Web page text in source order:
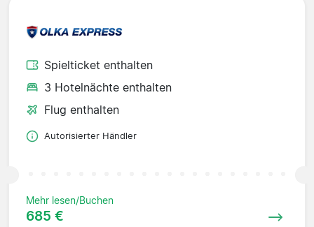
Spielticket enthalten
3 Hotelnächte enthalten
Flug enthalten
Autorisierter Händler
Mehr lesen/Buchen
685 €